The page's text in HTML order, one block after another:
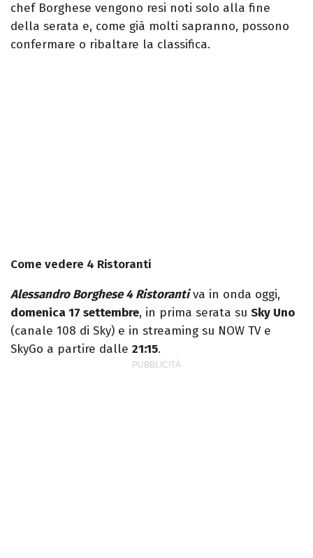
chef Borghese vengono resi noti solo alla fine
della serata e, come già molti sapranno, possono
confermare o ribaltare la classifica.
Come vedere 4 Ristoranti
Alessandro Borghese 4 Ristorantiva in onda oggi,
domenica 17 settembre, in prima serata su Sky Uno
(canale 108 di Sky) e in streaming su NOW TV e
SkyGo a partire dalle 21:15.